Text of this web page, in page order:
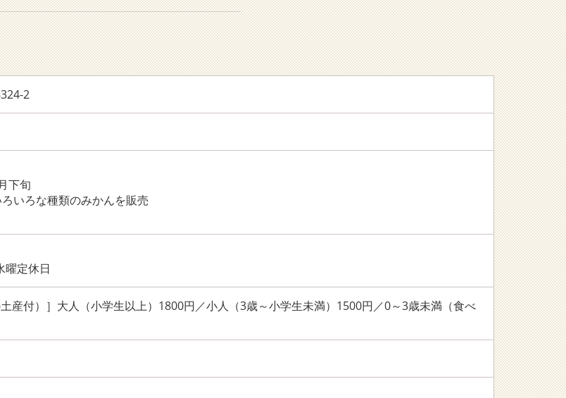
2
下旬
いろな種類のみかんを販売
曜定休日
土産付）］大人（小学生以上）1800円／小人（3歳～小学生未満）1500円／0～3歳未満（食べ